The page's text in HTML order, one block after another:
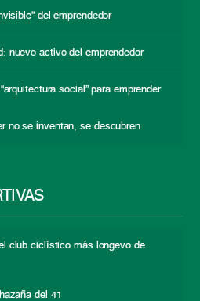
del emprendedor
nuevo activo del emprendedor
social” para emprender
no se inventan, se descubren
club ciclístico más longevo de
del 41